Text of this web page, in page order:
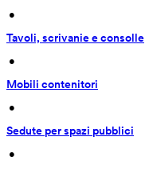
•
Tavoli, scrivanie e consolle
•
Mobili contenitori
•
Sedute per spazi pubblici
•